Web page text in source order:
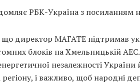
РБК-Україна з посиланням
директор МАГАТЕ підтримав
блоків на Хмельницькій
незалежності України
регіону, і важливо, щоб народні